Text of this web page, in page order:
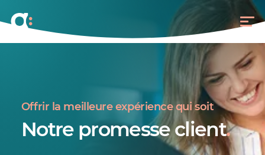
Offrir la meilleure expérience qui soit
Notre promesse client.